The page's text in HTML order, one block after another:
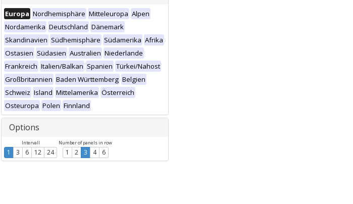
Europa Nordhemisphäre Mitteleuropa Alpen
Nordamerika Deutschland Dänemark
Skandinavien Südhemisphäre Südamerika Afrika
Ostasien Südasien Australien Niederlande
Frankreich Italien/Balkan Spanien Türkei/Nahost
Großbritannien Baden Württemberg Belgien
Schweiz Island Mittelamerika Österreich
Osteuropa Polen Finnland
Options
Intervall
1 3 6 12 24
Number of panels in row
1 2 3 4 6